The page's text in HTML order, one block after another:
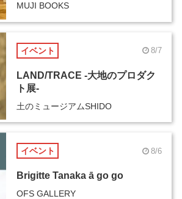
MUJI BOOKS
イベント 8/7
LAND/TRACE -大地のプロダク
ト展-
土のミュージアムSHIDO
イベント 8/6
Brigitte Tanaka ā go go
OFS GALLERY